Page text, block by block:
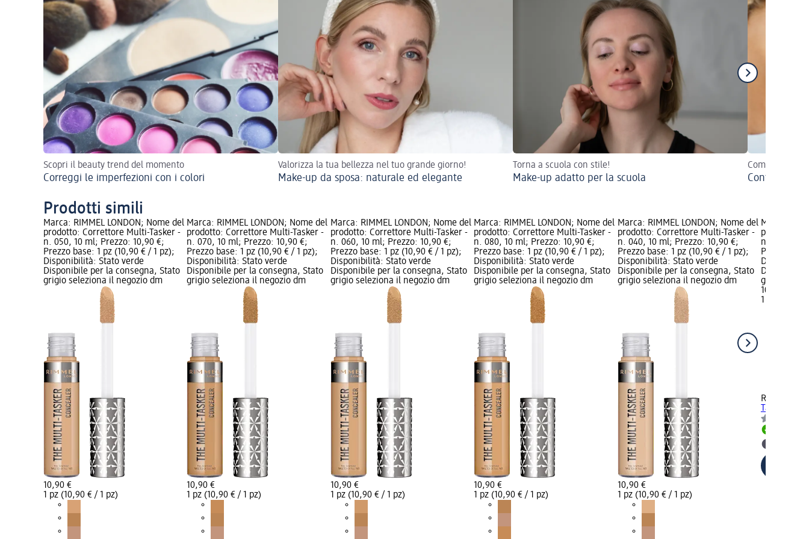
Scopri il beauty trend del momento
Correggi le imperfezioni con i colori
Valorizza la tua bellezza nel tuo grande giorno!
Make-up da sposa: naturale ed elegante
Torna a scuola con stile!
Make-up adatto per la scuola
Come
Contouring:
Prodotti simili
Marca: RIMMEL LONDON; Nome del
prodotto: Correttore Multi-Tasker -
n. 050, 10 ml; Prezzo: 10,90 €;
Prezzo base: 1 pz (10,90 € / 1 pz);
Disponibilità: Stato verde
Disponibile per la consegna, Stato
grigio seleziona il negozio dm
10,90 €
1 pz (10,90 € / 1 pz)
Marca: RIMMEL LONDON; Nome del
prodotto: Correttore Multi-Tasker -
n. 070, 10 ml; Prezzo: 10,90 €;
Prezzo base: 1 pz (10,90 € / 1 pz);
Disponibilità: Stato verde
Disponibile per la consegna, Stato
grigio seleziona il negozio dm
10,90 €
1 pz (10,90 € / 1 pz)
Marca: RIMMEL LONDON; Nome del
prodotto: Correttore Multi-Tasker -
n. 060, 10 ml; Prezzo: 10,90 €;
Prezzo base: 1 pz (10,90 € / 1 pz);
Disponibilità: Stato verde
Disponibile per la consegna, Stato
grigio seleziona il negozio dm
10,90 €
1 pz (10,90 € / 1 pz)
Marca: RIMMEL LONDON; Nome del
prodotto: Correttore Multi-Tasker -
n. 080, 10 ml; Prezzo: 10,90 €;
Prezzo base: 1 pz (10,90 € / 1 pz);
Disponibilità: Stato verde
Disponibile per la consegna, Stato
grigio seleziona il negozio dm
10,90 €
1 pz (10,90 € / 1 pz)
Marca: RIMMEL LONDON; Nome del
prodotto: Correttore Multi-Tasker -
n. 040, 10 ml; Prezzo: 10,90 €;
Prezzo base: 1 pz (10,90 € / 1 pz);
Disponibilità: Stato verde
Disponibile per la consegna, Stato
grigio seleziona il negozio dm
10,90 €
1 pz (10,90 € / 1 pz)
Marca:
prodotto:
n. 045, 10
Prezzo
Disponibile
grigio
10,90 €
1 pz (10,90
RIMMEL
Tasker - n.